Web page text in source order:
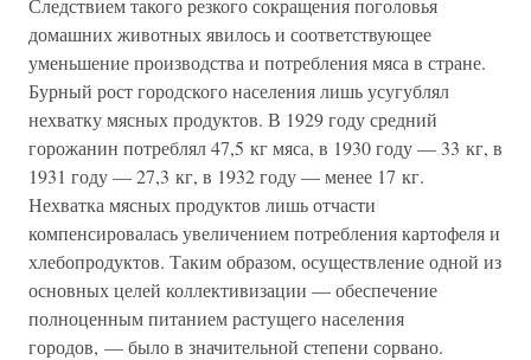
Следствием такого резкого сокращения поголовья
домашних животных явилось и соответствующее
уменьшение производства и потребления мяса в стране.
Бурный рост городского населения лишь усугублял
нехватку мясных продуктов. В 1929 году средний
горожанин потреблял 47,5 кг мяса, в 1930 году — 33 кг, в
1931 году — 27,3 кг, в 1932 году — менее 17 кг.
Нехватка мясных продуктов лишь отчасти
компенсировалась увеличением потребления картофеля и
хлебопродуктов. Таким образом, осуществление одной из
основных целей коллективизации — обеспечение
полноценным питанием растущего населения
городов, — было в значительной степени сорвано.